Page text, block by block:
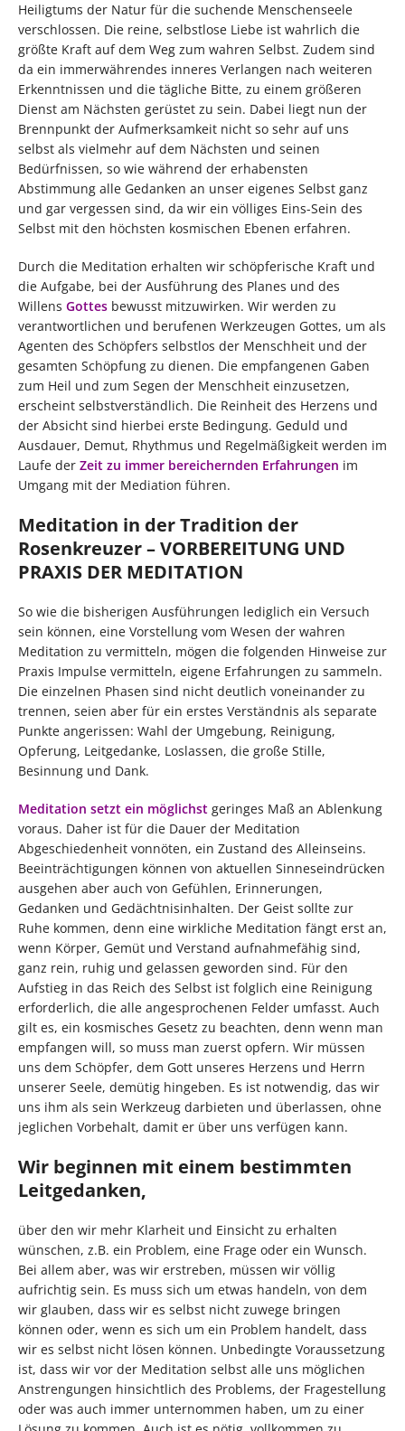
Heiligtums der Natur für die suchende Menschenseele
verschlossen. Die reine, selbstlose Liebe ist wahrlich die
größte Kraft auf dem Weg zum wahren Selbst. Zudem sind
da ein immerwährendes inneres Verlangen nach weiteren
Erkenntnissen und die tägliche Bitte, zu einem größeren
Dienst am Nächsten gerüstet zu sein. Dabei liegt nun der
Brennpunkt der Aufmerksamkeit nicht so sehr auf uns
selbst als vielmehr auf dem Nächsten und seinen
Bedürfnissen, so wie während der erhabensten
Abstimmung alle Gedanken an unser eigenes Selbst ganz
und gar vergessen sind, da wir ein völliges Eins-Sein des
Selbst mit den höchsten kosmischen Ebenen erfahren.
Durch die Meditation erhalten wir schöpferische Kraft und
die Aufgabe, bei der Ausführung des Planes und des
Willens Gottes bewusst mitzuwirken. Wir werden zu
verantwortlichen und berufenen Werkzeugen Gottes, um als
Agenten des Schöpfers selbstlos der Menschheit und der
gesamten Schöpfung zu dienen. Die empfangenen Gaben
zum Heil und zum Segen der Menschheit einzusetzen,
erscheint selbstverständlich. Die Reinheit des Herzens und
der Absicht sind hierbei erste Bedingung. Geduld und
Ausdauer, Demut, Rhythmus und Regelmäßigkeit werden im
Laufe der Zeit zu immer bereichernden Erfahrungen im
Umgang mit der Mediation führen.
Meditation in der Tradition der
Rosenkreuzer – VORBEREITUNG UND
PRAXIS DER MEDITATION
So wie die bisherigen Ausführungen lediglich ein Versuch
sein können, eine Vorstellung vom Wesen der wahren
Meditation zu vermitteln, mögen die folgenden Hinweise zur
Praxis Impulse vermitteln, eigene Erfahrungen zu sammeln.
Die einzelnen Phasen sind nicht deutlich voneinander zu
trennen, seien aber für ein erstes Verständnis als separate
Punkte angerissen: Wahl der Umgebung, Reinigung,
Opferung, Leitgedanke, Loslassen, die große Stille,
Besinnung und Dank.
Meditation setzt ein möglichst geringes Maß an Ablenkung
voraus. Daher ist für die Dauer der Meditation
Abgeschiedenheit vonnöten, ein Zustand des Alleinseins.
Beeinträchtigungen können von aktuellen Sinneseindrücken
ausgehen aber auch von Gefühlen, Erinnerungen,
Gedanken und Gedächtnisinhalten. Der Geist sollte zur
Ruhe kommen, denn eine wirkliche Meditation fängt erst an,
wenn Körper, Gemüt und Verstand aufnahmefähig sind,
ganz rein, ruhig und gelassen geworden sind. Für den
Aufstieg in das Reich des Selbst ist folglich eine Reinigung
erforderlich, die alle angesprochenen Felder umfasst. Auch
gilt es, ein kosmisches Gesetz zu beachten, denn wenn man
empfangen will, so muss man zuerst opfern. Wir müssen
uns dem Schöpfer, dem Gott unseres Herzens und Herrn
unserer Seele, demütig hingeben. Es ist notwendig, das wir
uns ihm als sein Werkzeug darbieten und überlassen, ohne
jeglichen Vorbehalt, damit er über uns verfügen kann.
Wir beginnen mit einem bestimmten
Leitgedanken,
über den wir mehr Klarheit und Einsicht zu erhalten
wünschen, z.B. ein Problem, eine Frage oder ein Wunsch.
Bei allem aber, was wir erstreben, müssen wir völlig
aufrichtig sein. Es muss sich um etwas handeln, von dem
wir glauben, dass wir es selbst nicht zuwege bringen
können oder, wenn es sich um ein Problem handelt, dass
wir es selbst nicht lösen können. Unbedingte Voraussetzung
ist, dass wir vor der Meditation selbst alle uns möglichen
Anstrengungen hinsichtlich des Problems, der Fragestellung
oder was auch immer unternommen haben, um zu einer